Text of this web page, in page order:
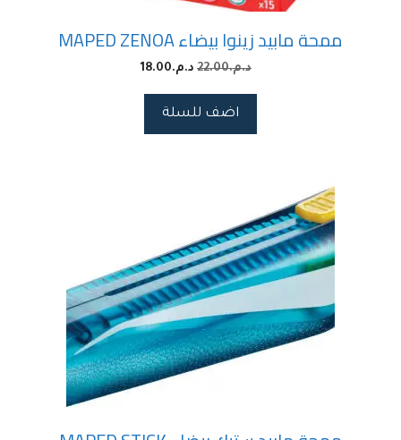
ممحة مابيد زينوا بيضاء MAPED ZENOA
د.م.22.00 د.م.18.00
اضف للسلة